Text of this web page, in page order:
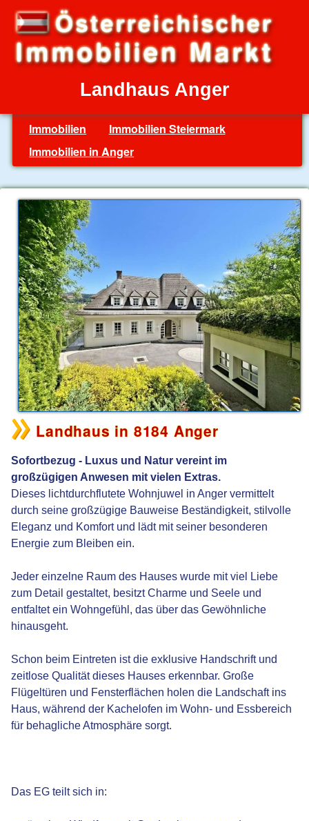
Landhaus Anger
Immobilien
Immobilien Steiermark
Immobilien in Anger
Landhaus in 8184 Anger
Sofortbezug - Luxus und Natur vereint im
großzügigen Anwesen mit vielen Extras.
Dieses lichtdurchflutete Wohnjuwel in Anger vermittelt
durch seine großzügige Bauweise Beständigkeit, stilvolle
Eleganz und Komfort und lädt mit seiner besonderen
Energie zum Bleiben ein.
Jeder einzelne Raum des Hauses wurde mit viel Liebe
zum Detail gestaltet, besitzt Charme und Seele und
entfaltet ein Wohngefühl, das über das Gewöhnliche
hinausgeht.
Schon beim Eintreten ist die exklusive Handschrift und
zeitlose Qualität dieses Hauses erkennbar. Große
Flügeltüren und Fensterflächen holen die Landschaft ins
Haus, während der Kachelofen im Wohn- und Essbereich
für behagliche Atmosphäre sorgt.
Das EG teilt sich in: